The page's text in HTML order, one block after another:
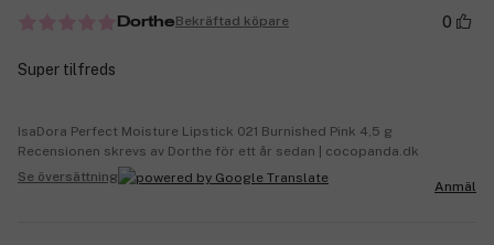
DortheBekräftad köpare 0
Super tilfreds
IsaDora Perfect Moisture Lipstick 021 Burnished Pink 4,5 g
Recensionen skrevs av Dorthe för ett år sedan | cocopanda.dk
Se översättning
Anmäl